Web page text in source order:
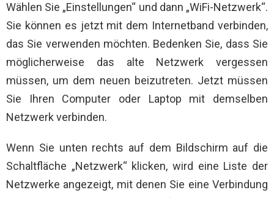
Wählen Sie „Einstellungen“ und dann „WiFi-Netzwerk“.
Sie können es jetzt mit dem Internetband verbinden,
das Sie verwenden möchten. Bedenken Sie, dass Sie
möglicherweise das alte Netzwerk vergessen
müssen, um dem neuen beizutreten. Jetzt müssen
Sie Ihren Computer oder Laptop mit demselben
Netzwerk verbinden.
Wenn Sie unten rechts auf dem Bildschirm auf die
Schaltfläche „Netzwerk“ klicken, wird eine Liste der
Netzwerke angezeigt, mit denen Sie eine Verbindung